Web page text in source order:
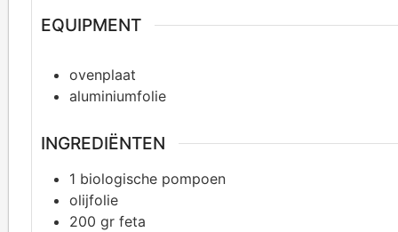
EQUIPMENT
ovenplaat
aluminiumfolie
INGREDIËNTEN
1 biologische pompoen
olijfolie
200 gr feta